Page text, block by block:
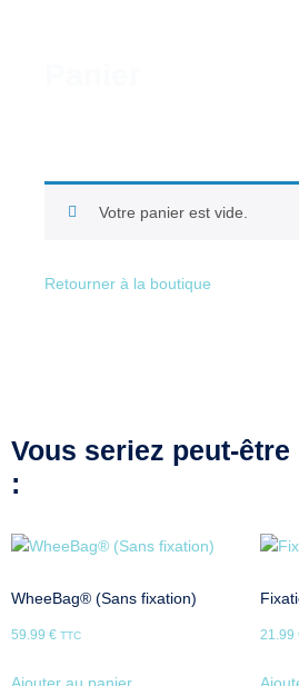
Votre panier est vide.
Retourner à la boutique
Vous seriez peut-
:
WheeBag® (Sans fixation)
59.99 € TTC 21.99